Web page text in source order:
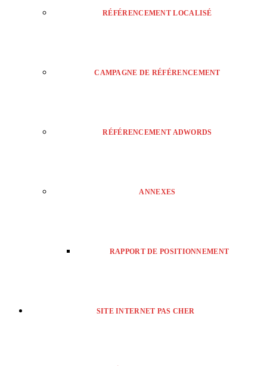
RÉFÉRENCEMENT LOCALISÉ
CAMPAGNE DE RÉFÉRENCEMENT
RÉFÉRENCEMENT ADWORDS
ANNEXES
RAPPORT DE POSITIONNEMENT
SITE INTERNET PAS CHER